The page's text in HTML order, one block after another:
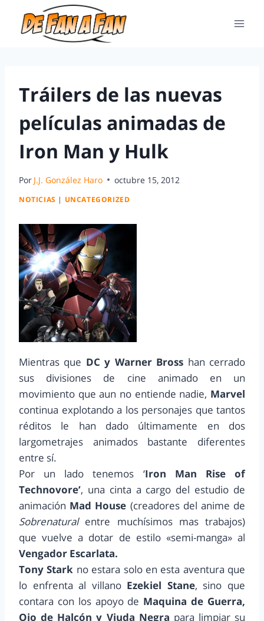
Tráilers de las nuevas
películas animadas de
Iron Man y Hulk
Por J.J. González Haro octubre 15, 2012
NOTICIAS | UNCATEGORIZED
Mientras que DC y Warner Bross han cerrado
sus divisiones de cine animado en un
movimiento que aun no entiende nadie, Marvel
continua explotando a los personajes que tantos
réditos le han dado últimamente en dos
largometrajes animados bastante diferentes
entre sí.
Por un lado tenemos ‘Iron Man Rise of
Technovore’, una cinta a cargo del estudio de
animación Mad House (creadores del anime de
Sobrenaturalentre muchísimos mas trabajos)
que vuelve a dotar de estilo «semi-manga» al
Vengador Escarlata.
Tony Stark no estara solo en esta aventura que
lo enfrenta al villano Ezekiel Stane, sino que
contara con los apoyo de Maquina de Guerra,
Ojo de Halcón y Viuda Negra para limpiar su